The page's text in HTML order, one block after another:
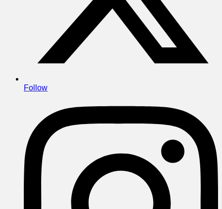
Follow